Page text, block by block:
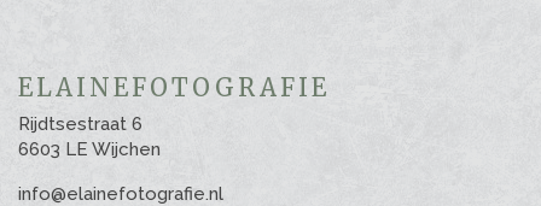
ELAINEFOTOGRAFIE
Rijdtsestraat 6
6603 LE Wijchen
info@elainefotografie.nl